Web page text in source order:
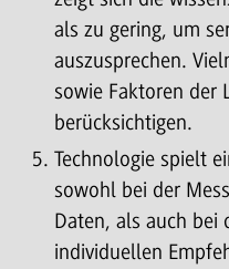
als zu gering, um
auszusprechen.
sowie Faktoren der
berücksichtigen.
Technologie spielt
sowohl bei der
Daten, als auch bei
individuellen